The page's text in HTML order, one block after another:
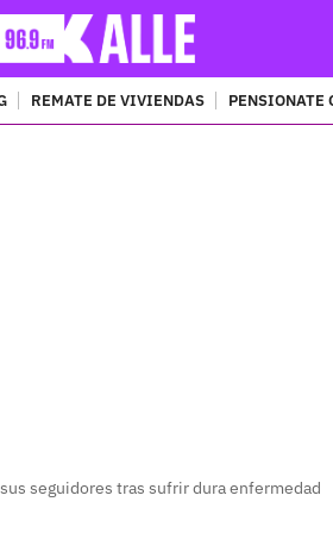
REMATE DE VIVIENDAS PENSIONATE
seguidores tras sufrir dura enfermedad